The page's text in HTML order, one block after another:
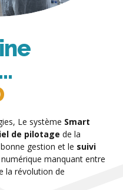
Le système Smart
de pilotage de la
gestion et le suivi
manquant entre
la révolution de